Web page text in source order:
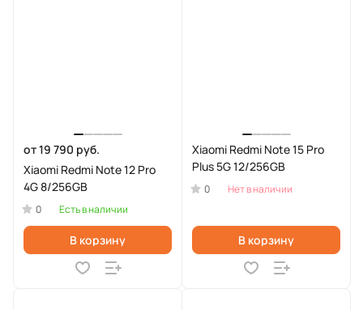
от 19 790 руб.
Xiaomi Redmi Note 12 Pro
4G 8/256GB
0 Есть в наличии
В корзину
Xiaomi Redmi Note 15 Pro
Plus 5G 12/256GB
0 Нет в наличии
В корзину